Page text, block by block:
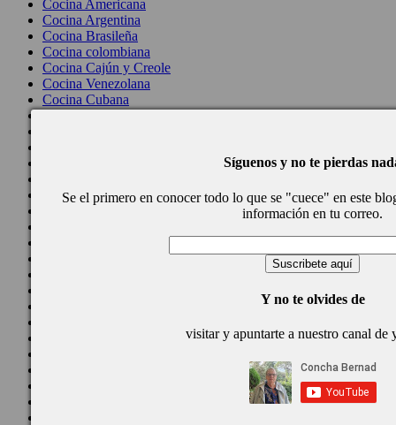
Cocina Americana
Cocina Argentina
Cocina Brasileña
Cocina colombiana
Cocina Cajún y Creole
Cocina Venezolana
Cocina Cubana
Cocina Mexicana
Síguenos y no te pierdas
Se el primero en conocer todo lo que se "cuece" en este
información en tu correo.
Y no te olvides de
visitar y apuntarte a nuestro canal de